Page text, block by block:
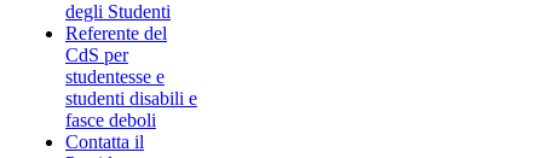
degli Studenti
Referente del
CdS per
studentesse e
studenti disabili e
fasce deboli
Contatta il